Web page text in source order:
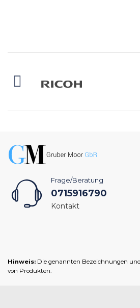
Frage/Beratung
0715916790
Kontakt
Hinweis: Die genannten Bezeichnungen
von Produkten.